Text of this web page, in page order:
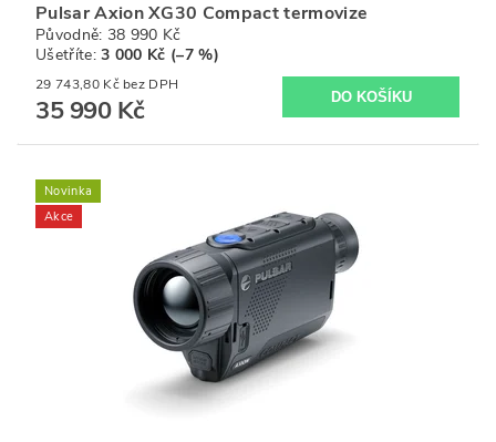
Pulsar Axion XG30 Compact termovize
Původně: 38 990 Kč
Ušetříte:3 000 Kč (–7 %)
29 743,80 Kč bez DPH
35 990 Kč
Novinka
Akce